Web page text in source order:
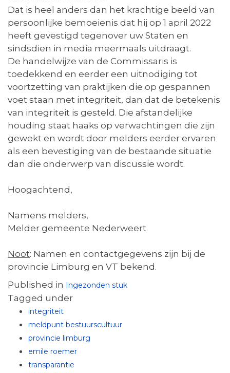
Dat is heel anders dan het krachtige beeld van
persoonlijke bemoeienis dat hij op 1 april 2022
heeft gevestigd tegenover uw Staten en
sindsdien in media meermaals uitdraagt.
De handelwijze van de Commissaris is
toedekkend en eerder een uitnodiging tot
voortzetting van praktijken die op gespannen
voet staan met integriteit, dan dat de betekenis
van integriteit is gesteld. Die afstandelijke
houding staat haaks op verwachtingen die zijn
gewekt en wordt door melders eerder ervaren
als een bevestiging van de bestaande situatie
dan die onderwerp van discussie wordt.
Hoogachtend,
Namens melders,
Melder gemeente Nederweert
Noot: Namen en contactgegevens zijn bij de
provincie Limburg en VT bekend.
Published in Ingezonden stuk
Tagged under
integriteit
meldpunt bestuurscultuur
provincie limburg
emile roemer
transparantie